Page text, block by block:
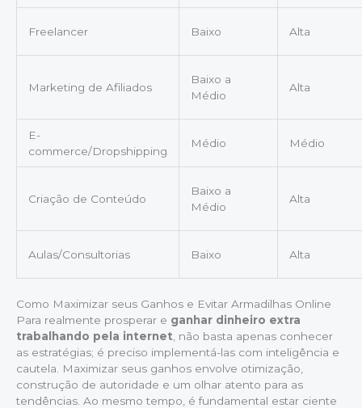
Freelancer Baixo Alta
Marketing de Afiliados
Baixo a
Médio
Alta
E-
commerce/Dropshipping
Médio Médio
Criação de Conteúdo
Baixo a
Médio
Alta
Aulas/Consultorias Baixo Alta
Como Maximizar seus Ganhos e Evitar Armadilhas Online
Para realmente prosperar e ganhar dinheiro extra
trabalhando pela internet , não basta apenas conhecer
as estratégias; é preciso implementá-las com inteligência e
cautela. Maximizar seus ganhos envolve otimização,
construção de autoridade e um olhar atento para as
tendências. Ao mesmo tempo, é fundamental estar ciente